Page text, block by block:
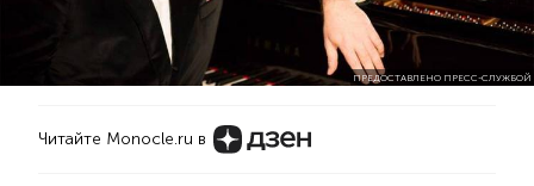
ПРЕДОСТАВЛЕНО ПРЕСС-СЛУЖБОЙ
Читайте Monocle.ru в